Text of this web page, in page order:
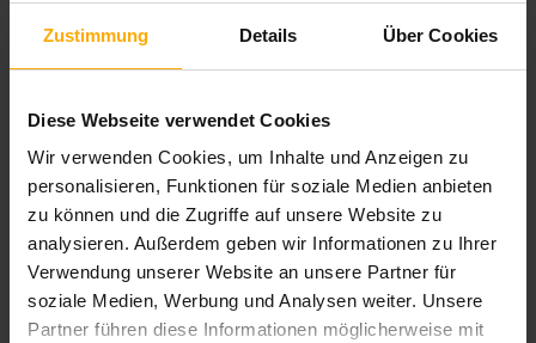
Zustimmung Details Über Cookies
Diese Webseite verwendet Cookies
Wir verwenden Cookies, um Inhalte und Anzeigen zu
personalisieren, Funktionen für soziale Medien anbieten
zu können und die Zugriffe auf unsere Website zu
analysieren. Außerdem geben wir Informationen zu Ihrer
Verwendung unserer Website an unsere Partner für
soziale Medien, Werbung und Analysen weiter. Unsere
Partner führen diese Informationen möglicherweise mit
Website